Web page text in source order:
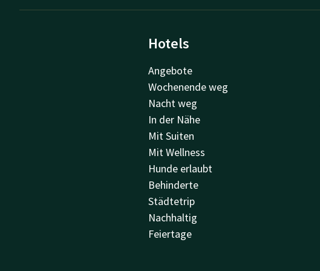
Hotels
Angebote
Wochenende weg
Nacht weg
In der Nähe
Mit Suiten
Mit Wellness
Hunde erlaubt
Behinderte
Städtetrip
Nachhaltig
Feiertage